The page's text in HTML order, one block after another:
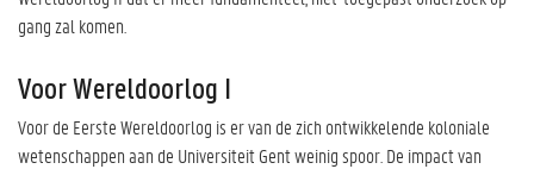
gang zal komen.
Voor Wereldoorlog I
Voor de Eerste Wereldoorlog is er van de zich ontwikkelende koloniale
wetenschappen aan de Universiteit Gent weinig spoor. De impact van